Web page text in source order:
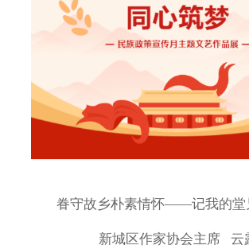
眷守故乡朴素情怀——记我的堂
新城区作家协会主席 云